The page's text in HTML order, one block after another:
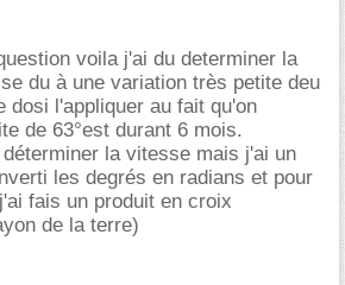
voila j'ai du determiner la
du à une variation très petite deu
dosi l'appliquer au fait qu'on
de 63°est durant 6 mois.
la vitesse mais j'ai un
les degrés en radians et pour
fais un produit en croix
de la terre)